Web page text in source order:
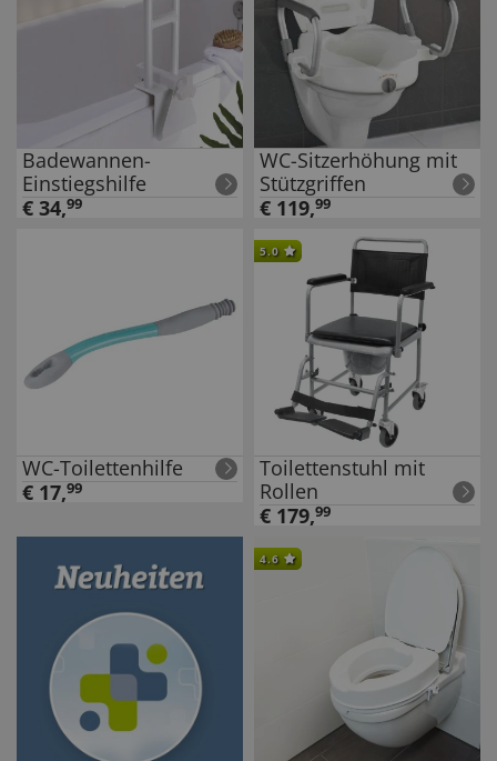
Badewannen-
Einstiegshilfe
€ 34,99
WC-Sitzerhöhung mit
Stützgriffen
€ 119,99
WC-Toilettenhilfe
€ 17,99
5.0
Toilettenstuhl mit
Rollen
€ 179,99
4.6